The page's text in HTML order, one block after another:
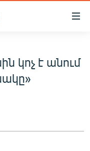
կոչ է անում